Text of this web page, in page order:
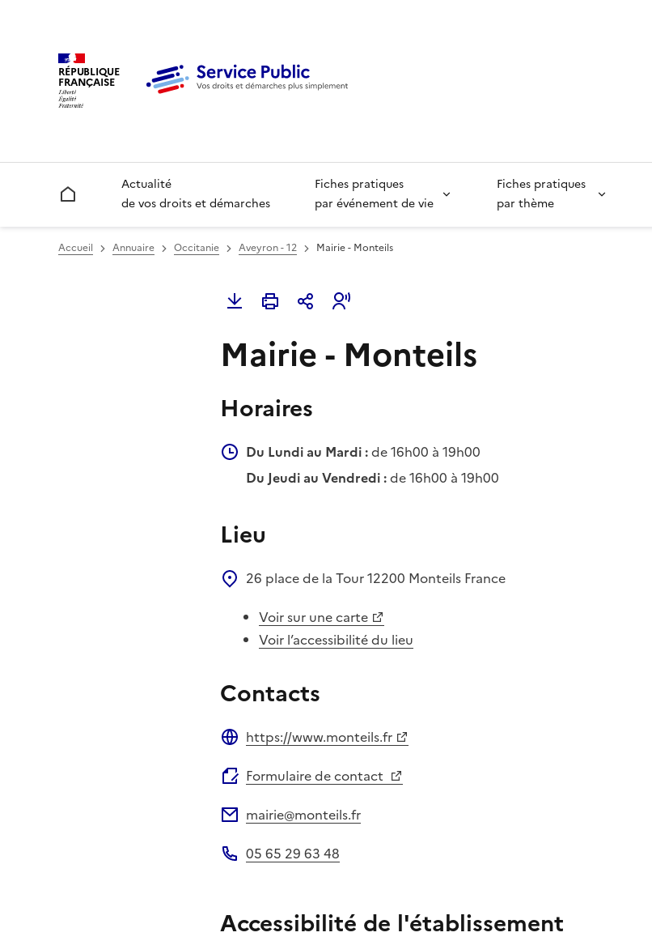
RÉPUBLIQUE
FRANÇAISE
Accueil
Actualité
de vos droits et démarches
Fiches pratiques
par événement de vie
Fiches pratiques
par thème
Accueil Annuaire Occitanie Aveyron - 12 Mairie - Monteils
Mairie - Monteils
Horaires
Du Lundi au Mardi :de 16h00 à 19h00
Du Jeudi au Vendredi :de 16h00 à 19h00
Lieu
26 place de la Tour12200 Monteils France
Voir sur une carte
Voir l’accessibilité du lieu
Contacts
https://www.monteils.fr
Formulaire de contact
mairie@monteils.fr
05 65 29 63 48
Accessibilité de l'établissement